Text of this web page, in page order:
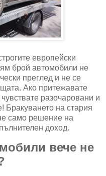
европейски
брой автомобили не
преглед и не се
Ако притежавате
разочаровани и
Бракуването на стария
само решение на
доход.
вече не